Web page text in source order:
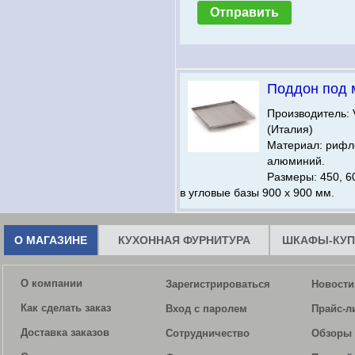
Поддон под
Производитель:
(Италия)
Материал:
алюминий.
Размеры: 450,
в угловые базы 900 х 900 мм.
О МАГАЗИНЕ КУХОННАЯ ФУРНИТУРА ШКАФЫ-
О компании
Как сделать заказ
Доставка заказов
Зарегистрироваться
Вход с паролем
Сотрудничество
Новости
Прайс-
Обзоры